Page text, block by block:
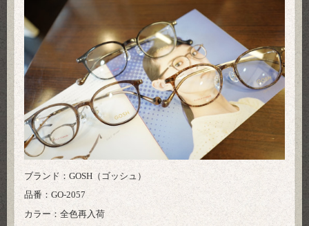
ブランド：GOSH（ゴッシュ）
品番：GO-2057
カラー：全色再入荷